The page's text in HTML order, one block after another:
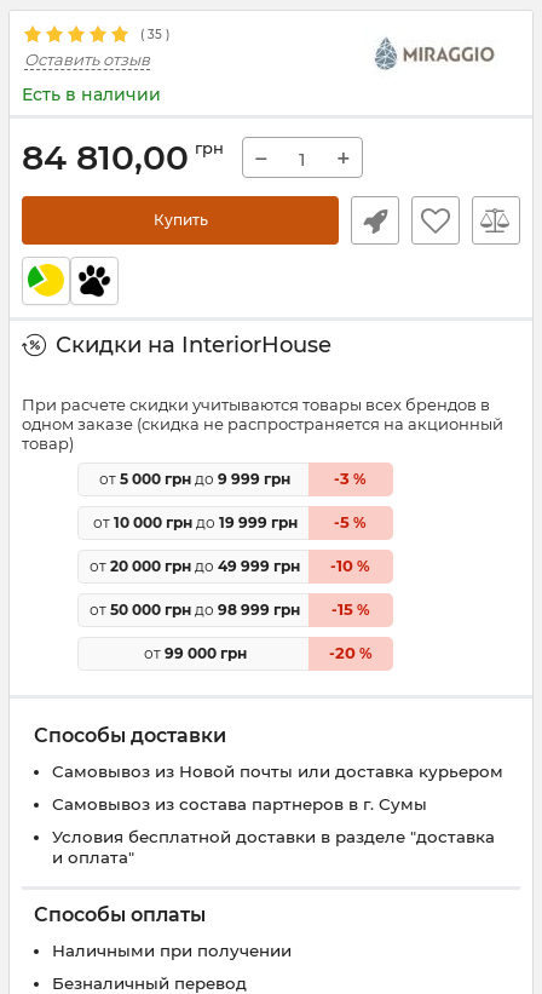
( 35 )
Оставить отзыв
Есть в наличии
84 810,00 грн − +
Купить
Скидки на InteriorHouse
При расчете скидки учитываются товары всех брендов в
одном заказе (скидка не распространяется на акционный
товар)
от 5 000 грн до 9 999 грн -3 %
от 10 000 грндо 19 999 грн -5 %
от 20 000 грн до 49 999 грн -10 %
от 50 000 грн до 98 999 грн -15%
от 99 000 грн -20%
Способы доставки
Самовывоз из Новой почты или доставка курьером
Самовывоз из состава партнеров в г. Сумы
Условия бесплатной доставки в разделе "доставка
и оплата"
Способы оплаты
Наличными при получении
Безналичный перевод